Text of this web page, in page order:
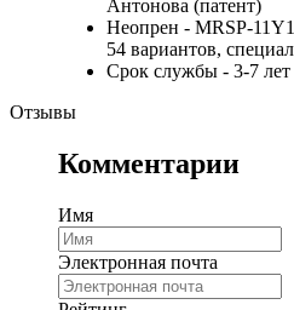
Антонова (патент)
Неопрен - МRSP-
54 вариантов,
Срок службы - 3-7 лет
Отзывы
Комментарии
Имя
Электронная почта